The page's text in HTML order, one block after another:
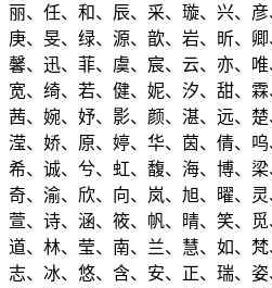
丽、任、和、辰、采、璇、兴、彦
庚、旻、绿、源、歆、岩、昕、卿
馨、迅、菲、虞、宸、云、亦、唯
宽、绮、若、健、妮、汐、甜、霖
茜、婉、妤、影、颜、湛、远、楚
滢、娇、原、婷、华、茵、倩、呜
希、诚、兮、虹、馥、海、博、梁
奇、渝、欣、向、岚、旭、曜、灵
萱、诗、涵、筱、帆、晴、笑、觅
道、林、莹、南、兰、慧、如、梵
志、冰、悠、含、安、正、瑞、姿